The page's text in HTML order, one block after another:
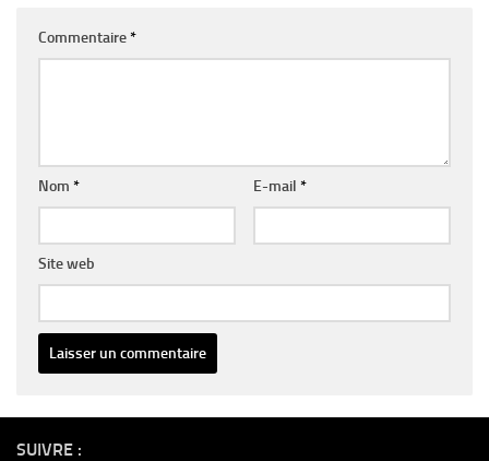
Commentaire*
Nom * E-mail *
Site web
SUIVRE :